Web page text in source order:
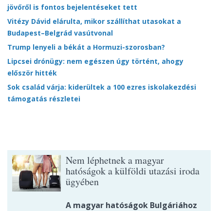
jövőről is fontos bejelentéseket tett
Vitézy Dávid elárulta, mikor szállíthat utasokat a
Budapest–Belgrád vasútvonal
Trump lenyeli a békát a Hormuzi-szorosban?
Lipcsei drónügy: nem egészen úgy történt, ahogy
először hitték
Sok család várja: kiderültek a 100 ezres iskolakezdési
támogatás részletei
Nem léphetnek a magyar
hatóságok a külföldi utazási iroda
ügyében
A magyar hatóságok Bulgáriához